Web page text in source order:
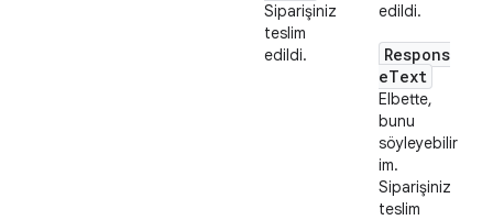
Siparişiniz
teslim
edildi.
edildi.
Respons
eText
Elbette,
bunu
söyleyebilir
im.
Siparişiniz
teslim